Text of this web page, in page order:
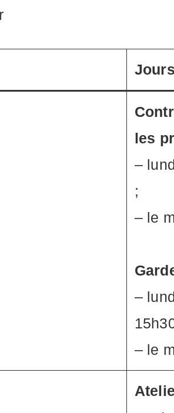
les
–
;
– le
–
– le